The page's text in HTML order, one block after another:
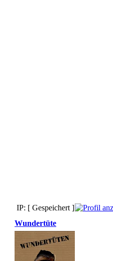
IP: [ Gespeichert ]
Wundertüte